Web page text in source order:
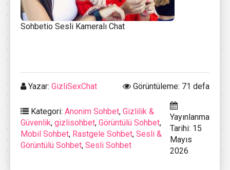
Sohbetio Sesli Kameralı Chat
Yazar: GizliSexChat Görüntüleme: 71 defa
Kategori: Anonim Sohbet, Gizlilik &
Güvenlik, gizlisohbet, Görüntülü Sohbet,
Mobil Sohbet, Rastgele Sohbet, Sesli &
Görüntülü Sohbet, Sesli Sohbet
Yayınlanma
Tarihi: 15
Mayıs
2026